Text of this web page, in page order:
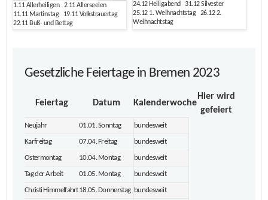
1.11Allerheiligen 2.11Allerseelen
11.11Martinstag 19.11Volkstrauertag
22.11Buß- und Bettag
24.12Heiligabend 31.12Silvester
25.121. Weihnachtstag 26.122.
Weihnachtstag
Gesetzliche Feiertage in Bremen 2023
Feiertag Datum Kalenderwoche
Hier wird
gefeiert
Neujahr 01.01. Sonntag bundesweit
Karfreitag 07.04. Freitag bundesweit
Ostermontag 10.04. Montag bundesweit
Tag der Arbeit 01.05. Montag bundesweit
Christi Himmelfahrt18.05. Donnerstag bundesweit